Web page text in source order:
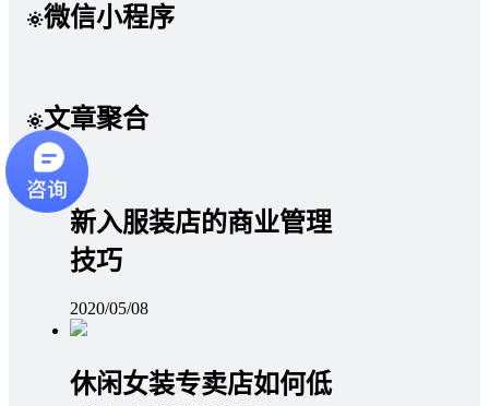
微信小程序
文章聚合
新入服装店的商业管理
技巧
2020/05/08
休闲女装专卖店如何低